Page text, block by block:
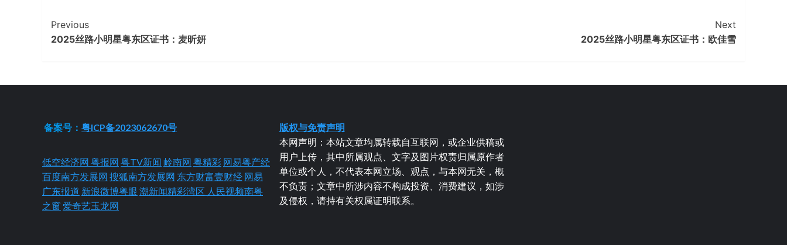
Continue
Reading
Previous
2025丝路小明星粤东区证书：麦昕妍
Next
2025丝路小明星粤东区证书：欧佳雪
备案号：粤ICP备2023062670号
低空经济网 粤报网 粤TV新闻 岭南网 粤精彩 网易粤产经
百度南方发展网 搜狐南方发展网 东方财富壹财经 网易
广东报道 新浪微博粤眼 潮新闻精彩湾区 人民视频南粤
之窗 爱奇艺玉龙网
版权与免责声明
本网声明：本站文章均属转载自互联网，或企业供稿或
用户上传，其中所属观点、文字及图片权责归属原作者
单位或个人，不代表本网立场、观点，与本网无关，概
不负责；文章中所涉内容不构成投资、消费建议，如涉
及侵权，请持有关权属证明联系。